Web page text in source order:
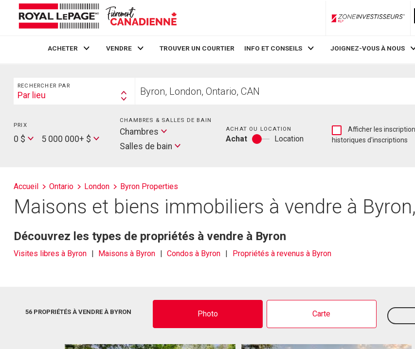
ACHETER VENDRE TROUVER UN COURTIER INFO ET CONSEILS JOIGNEZ-VOUS À NOUS
Rechercher
RECHERCHER PAR
Search
Par lieu
votre
PRIX
Price
0 $
Max
5 000 000+ $
CHAMBRES & SALLES DE BAIN
Chambres
bain
Salles de bain
ACHAT OU LOCATION
Achat
Achat
Location
Afficher
les
historiques d'inscriptions
Accueil Ontario London Byron Properties
Maisons et biens immobiliers à vendre à
Découvrez les types de propriétés à vendre à Byron
Visites libres à Byron Maisons à Byron Condos à Byron Propriétés à revenus à Byron
56 PROPRIÉTÉS À VENDRE À BYRON Photo Carte